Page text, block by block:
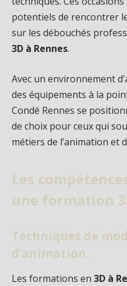
potentiels de rencontrer
sur les débouchés
3D à Rennes.
Avec un environnement
des équipements à la
Condé Rennes se
de choix pour ceux qui
métiers de l’animation et
Les
une formation
Techniques de
d’animation
Les formations en 3D à